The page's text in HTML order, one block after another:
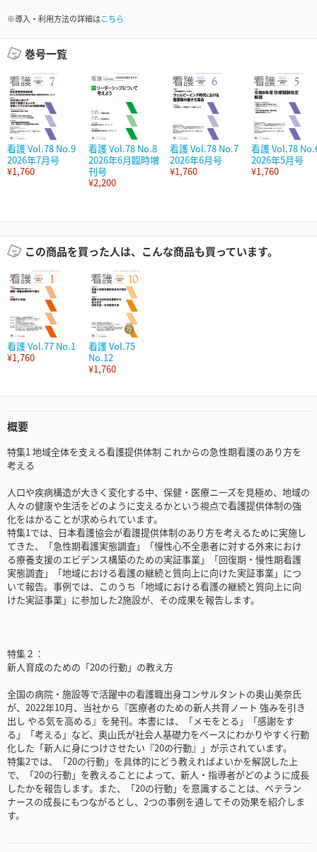
※導入・利用方法の詳細はこちら
巻号一覧
看護 Vol.78 No.9
2026年7月号
¥1,760
看護 Vol.78 No.8
2026年6月臨時増
刊号
¥2,200
看護 Vol.78 No.7
2026年6月号
¥1,760
看護 Vol.78
2026年5月号
¥1,760
この商品を買った人は、こんな商品も買っています。
看護 Vol.77 No.1
¥1,760
看護 Vol.75
No.12
¥1,760
概要
特集1 地域全体を支える看護提供体制 これからの急性期看護のあり方を
考える
人口や疾病構造が大きく変化する中、保健・医療ニーズを見極め、地域の
人々の健康や生活をどのように支えるかという視点で看護提供体制の強
化をはかることが求められています。
特集1では、日本看護協会が看護提供体制のあり方を考えるために実施し
てきた、「急性期看護実態調査」「慢性心不全患者に対する外来におけ
る療養支援のエビデンス構築のための実証事業」「回復期・慢性期看護
実態調査」「地域における看護の継続と質向上に向けた実証事業」につ
いて報告。事例では、このうち「地域における看護の継続と質向上に向
けた実証事業」に参加した2施設が、その成果を報告します。
特集２：
新人育成のための「20の行動」の教え方
全国の病院・施設等で活躍中の看護職出身コンサルタントの奥山美奈氏
が、2022年10月、当社から『医療者のための新人共育ノート 強みを引き
出し やる気を高める』を発刊。本書には、「メモをとる」「感謝をす
る」「考える」など、奥山氏が社会人基礎力をベースにわかりやすく行動
化した「新人に身につけさせたい『20の行動』」が示されています。
特集2では、「20の行動」を具体的にどう教えればよいかを解説した上
で、「20の行動」を教えることによって、新人・指導者がどのように成長
したかを報告します。また、「20の行動」を意識することは、ベテラン
ナースの成長にもつながるとし、2つの事例を通してその効果を紹介しま
す。